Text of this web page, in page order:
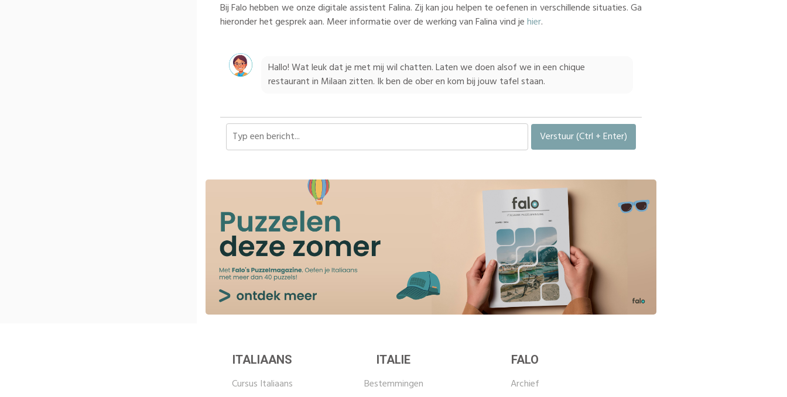
Bij Falo hebben we onze digitale assistent Falina. Zij kan jou helpen te oefenen in verschillende situaties. Ga
hieronder het gesprek aan. Meer informatie over de werking van Falina vind jehier.
Hallo! Wat leuk dat je met mij wil chatten. Laten we doen alsof we in een chique
restaurant in Milaan zitten. Ik ben de ober en kom bij jouw tafel staan.
Verstuur (Ctrl + Enter)
ITALIAANS
Cursus Italiaans
ITALIE
Bestemmingen
FALO
Archief